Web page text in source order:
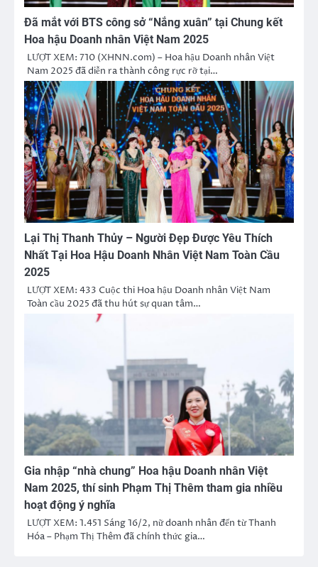
Đã mắt với BTS công sở “Nắng xuân” tại Chung kết
Hoa hậu Doanh nhân Việt Nam 2025
LƯỢT XEM: 710 (XHNN.com) – Hoa hậu Doanh nhân Việt
Nam 2025 đã diễn ra thành công rực rỡ tại…
Lại Thị Thanh Thủy – Người Đẹp Được Yêu Thích
Nhất Tại Hoa Hậu Doanh Nhân Việt Nam Toàn Cầu
2025
LƯỢT XEM: 433 Cuộc thi Hoa hậu Doanh nhân Việt Nam
Toàn cầu 2025 đã thu hút sự quan tâm…
Gia nhập “nhà chung” Hoa hậu Doanh nhân Việt
Nam 2025, thí sinh Phạm Thị Thêm tham gia nhiều
hoạt động ý nghĩa
LƯỢT XEM: 1.451 Sáng 16/2, nữ doanh nhân đến từ Thanh
Hóa – Phạm Thị Thêm đã chính thức gia…